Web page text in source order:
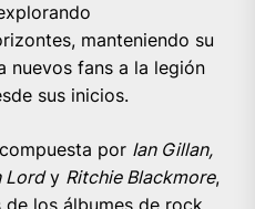
manteniendo su
nuevos fans a la legión
sus inicios.
por Ian Gillan,
Lordy Ritchie Blackmore,